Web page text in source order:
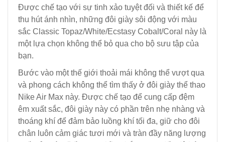
Được chế tạo với sự tinh xảo tuyệt đối và thiết kế để
thu hút ánh nhìn, những đôi giày sôi động với màu
sắc Classic Topaz/White/Ecstasy Cobalt/Coral này là
một lựa chọn không thể bỏ qua cho bộ sưu tập của
bạn.
Bước vào một thế giới thoải mái không thể vượt qua
và phong cách không thể tìm thấy ở đôi giày thể thao
Nike Air Max này. Được chế tạo để cung cấp đệm
êm xuất sắc, đôi giày này có phần trên nhẹ nhàng và
thoáng khí để đảm bảo luồng khí tối đa, giữ cho đôi
chân luôn cảm giác tươi mới và tràn đầy năng lượng